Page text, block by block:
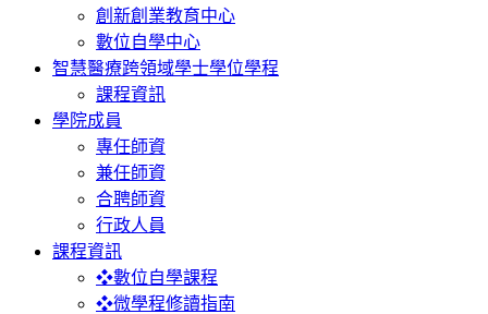
創新創業教育中心
數位自學中心
智慧醫療跨領域學士學位學程
課程資訊
學院成員
專任師資
兼任師資
合聘師資
行政人員
課程資訊
❖數位自學課程
❖微學程修讀指南